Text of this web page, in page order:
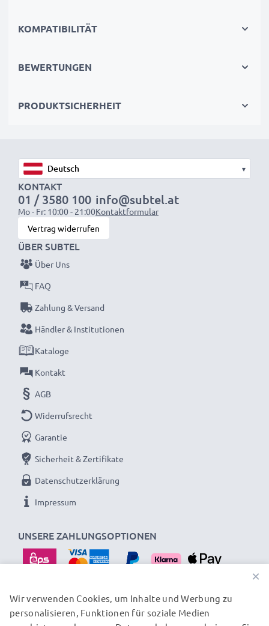
✔Hochwertige Lithium-Ionen Technologie
Effizienz
✔Einfache Installation & Perfekte Passform
HINWEIS:Für optimale Leistung und Langlebigkeit
laden Sie die Akkus vor der ersten Nutzung
vollständig auf.
Jeder CELLONIC Akku wird streng geprüft, um
höchste Leistung und lange Lebensdauer zu
garantieren.
Jetzt bestellen – Schnelle Lieferung & 3 Jahren
Garantie!
KOMPATIBILITÄT
BEWERTUNGEN
PRODUKTSICHERHEIT
▾
KONTAKT
01 / 3580 100
Mo - Fr: 10:00 - 21:00
info@subtel.at
Kontaktformular
Vertrag widerrufen
UNSERE ZAHLUNGSOPTIONEN
ÜBER SUBTEL
Über Uns
FAQ
Zahlung & Versand
Händler & Institutionen
Kataloge
Kontakt
AGB
Widerrufsrecht
Garantie
Sicherheit & Zertifikate
Datenschutzerklärung
Impressum
UNSERE VERSANDPARTNER
×
Wir verwenden Cookies, um Inhalte und Werbung zu
personalisieren, Funktionen für soziale Medien